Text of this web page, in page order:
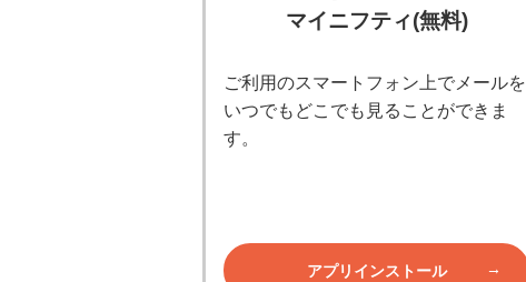
マイニフティ(無料)
ご利用のスマートフォン上でメールを
いつでもどこでも見ることができま
す。
アプリインストール